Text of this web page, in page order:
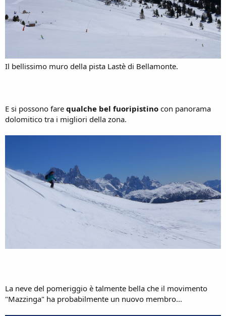
Il bellissimo muro della pista Lastè di Bellamonte.
E si possono fare qualche bel fuoripistino con panorama
dolomitico tra i migliori della zona.
La neve del pomeriggio è talmente bella che il movimento
"Mazzinga" ha probabilmente un nuovo membro...